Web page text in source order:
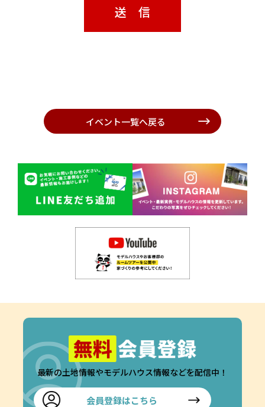
イベント一覧へ戻る
最新の土地情報やモデルハウス情報などを配信中！
会員登録はこちら